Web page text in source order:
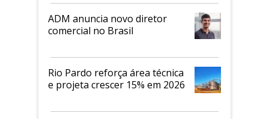
ADM anuncia novo diretor
comercial no Brasil
Rio Pardo reforça área técnica
e projeta crescer 15% em 2026